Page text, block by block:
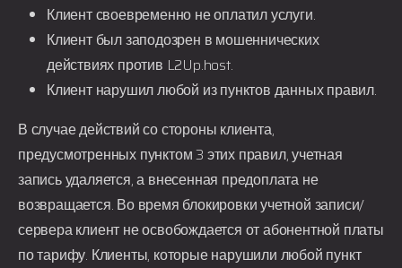
Клиент своевременно не оплатил услуги.
Клиент был заподозрен в мошеннических
действиях против L2Up.host.
Клиент нарушил любой из пунктов данных правил.
В случае действий со стороны клиента,
предусмотренных пунктом 3 этих правил, учетная
запись удаляется, а внесенная предоплата не
возвращается. Во время блокировки учетной записи/
сервера клиент не освобождается от абонентной платы
по тарифу. Клиенты, которые нарушили любой пункт